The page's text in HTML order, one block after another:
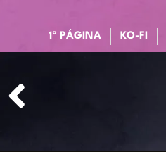
1ª PÁGINA KO-FI